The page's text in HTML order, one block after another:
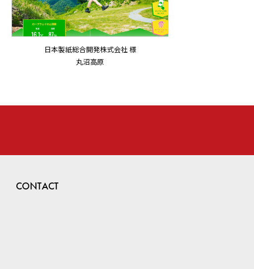
日本製紙総合開発株式会社 様
丸沼高原
CONTACT